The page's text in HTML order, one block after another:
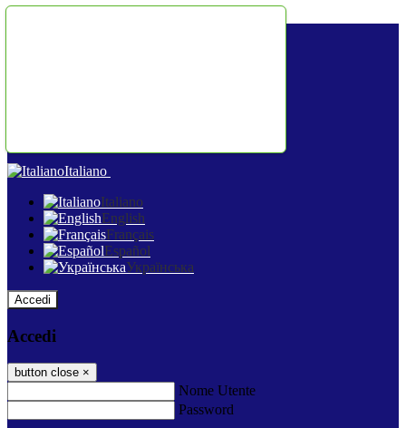
Italiano
Italiano
English
Français
Español
Українська
Accedi
Accedi
button close ×
Nome Utente
Password